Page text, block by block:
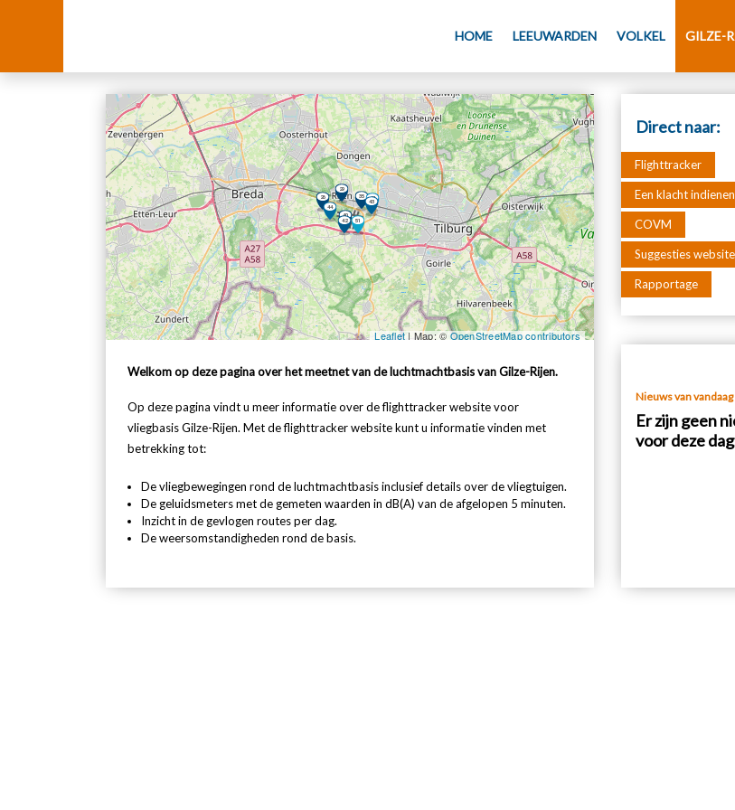
HOME LEEUWARDEN VOLKEL GILZE-
Welkom op deze pagina over het meetnet van de luchtmachtbasis van Gilze-Rijen.
Op deze pagina vindt u meer informatie over de flighttracker website voor
vliegbasis Gilze-Rijen. Met de flighttracker website kunt u informatie vinden met
betrekking tot:
De vliegbewegingen rond de luchtmachtbasis inclusief details over de vliegtuigen.
De geluidsmeters met de gemeten waarden in dB(A) van de afgelopen 5 minuten.
Inzicht in de gevlogen routes per dag.
De weersomstandigheden rond de basis.
Direct naar:
Flighttracker
Een klacht indienen
COVM
Suggesties website
Rapportage
Nieuws van vandaag
Er zijn geen
voor deze